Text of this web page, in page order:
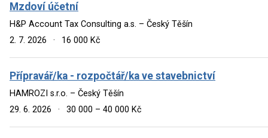
Mzdoví účetní
H&P Account Tax Consulting a.s. – Český Těšín
2. 7. 2026
· 16 000 Kč
Přípravář/ka - rozpočtář/ka ve stavebnictví
HAMROZI s.r.o. – Český Těšín
29. 6. 2026
· 30 000 – 40 000 Kč